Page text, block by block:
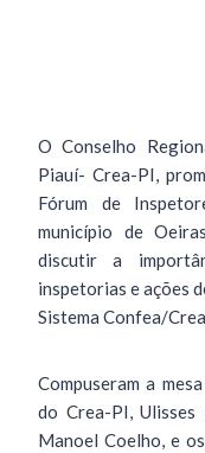
O Conselho
Piauí- Crea-PI,
Fórum de
município de
discutir a
inspetorias e ações
Sistema Confea/
Compuseram a
do Crea-PI,
Manoel Coelho, e